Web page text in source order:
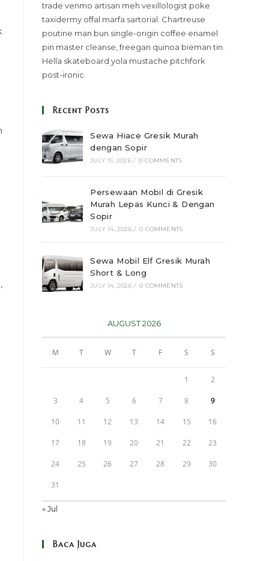
trade venmo artisan meh vexillologist poke
taxidermy offal marfa sartorial. Chartreuse
poutine man bun single-origin coffee enamel
pin master cleanse, freegan quinoa bieman tin.
Hella skateboard yola mustache pitchfork
post-ironic.
Recent Posts
Sewa Hiace Gresik Murah
dengan Sopir
JULY 15, 2026 / 0 COMMENTS
Persewaan Mobil di Gresik
Murah Lepas Kunci & Dengan
Sopir
JULY 14, 2026 / 0 COMMENTS
Sewa Mobil Elf Gresik Murah
Short & Long
JULY 14, 2026 / 0 COMMENTS
AUGUST 2026
M T W T F S S
1 2
3 4 5 6 7 8 9
10 11 12 13 14 15 16
17 18 19 20 21 22 23
24 25 26 27 28 29 30
31
« Jul
Baca Juga